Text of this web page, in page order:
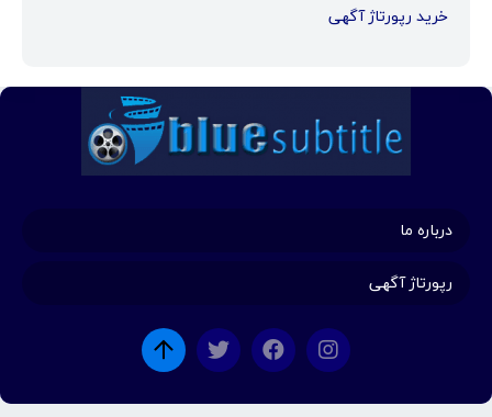
خرید رپورتاژ آگهی
درباره ما
رپورتاژ آگهی